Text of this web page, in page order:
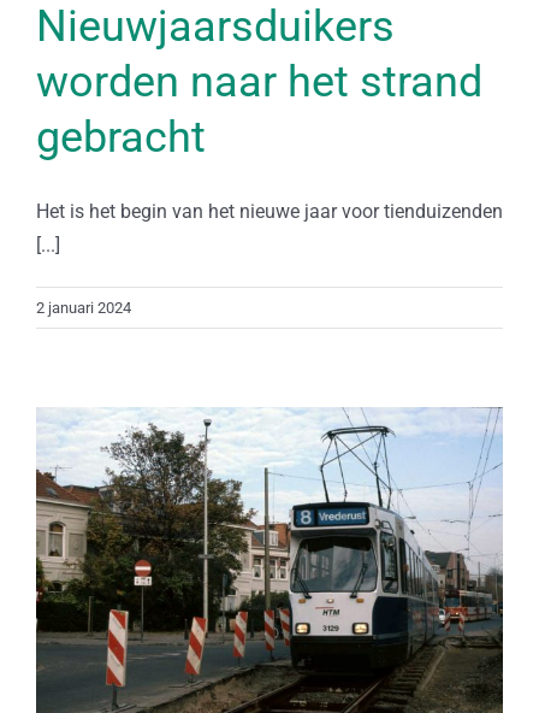
Nieuwjaarsduikers
worden naar het strand
gebracht
Het is het begin van het nieuwe jaar voor tienduizenden
[...]
2 januari 2024